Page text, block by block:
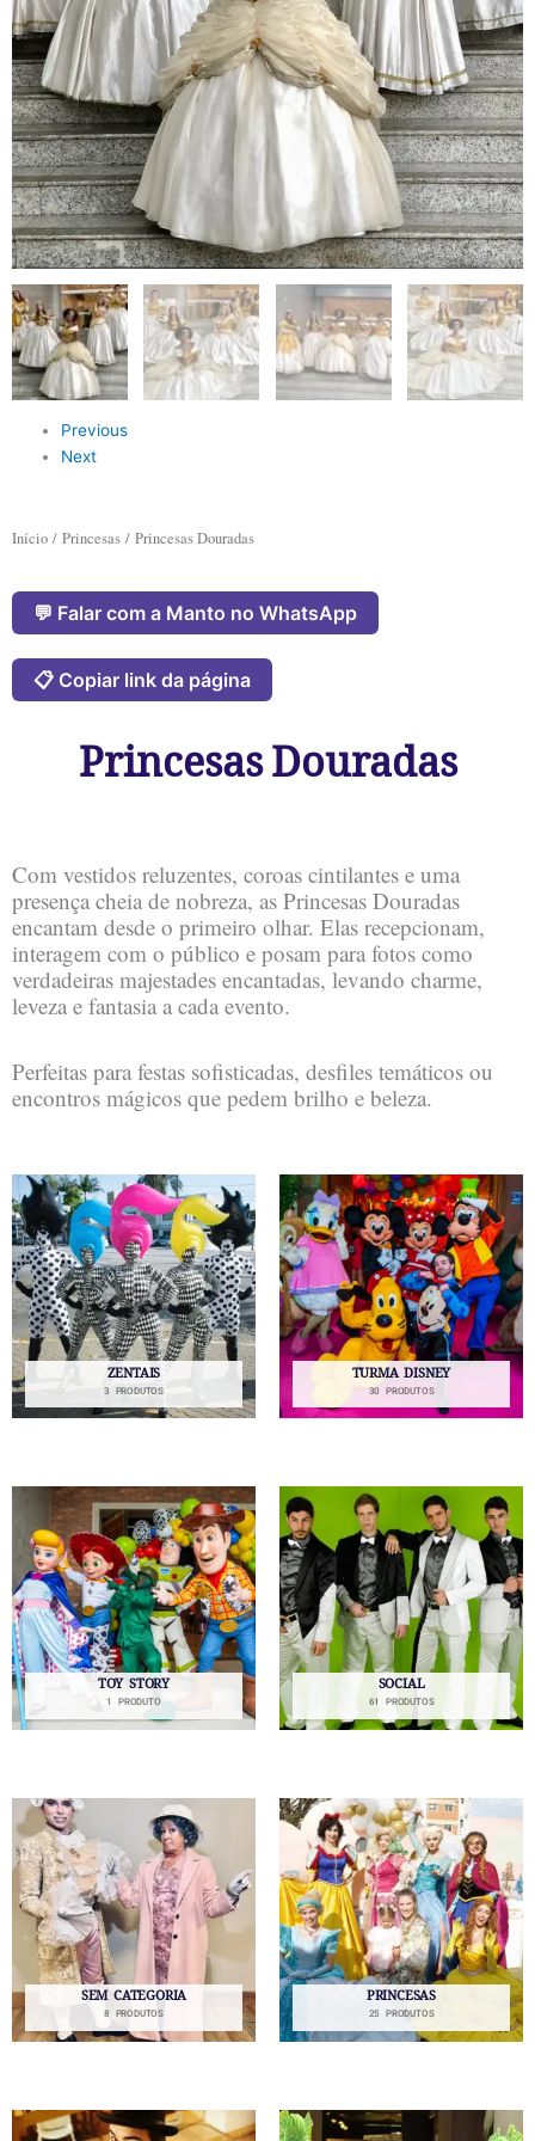
Previous
Next
Início / Princesas / Princesas Douradas
💬 Falar com a Manto no WhatsApp
📋 Copiar link da página
Princesas Douradas
Com vestidos reluzentes, coroas cintilantes e uma
presença cheia de nobreza, as Princesas Douradas
encantam desde o primeiro olhar. Elas recepcionam,
interagem com o público e posam para fotos como
verdadeiras majestades encantadas, levando charme,
leveza e fantasia a cada evento.
Perfeitas para festas sofisticadas, desfiles temáticos ou
encontros mágicos que pedem brilho e beleza.
ZENTAIS
3 PRODUTOS
TURMA DISNEY
30 PRODUTOS
TOY STORY
1 PRODUTO
SOCIAL
61 PRODUTOS
SEM CATEGORIA
8 PRODUTOS
PRINCESAS
25 PRODUTOS